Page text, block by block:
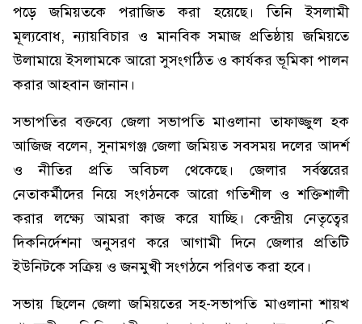
পড়ে জমিয়তকে পরাজিত করা হয়েছে। তিনি ইসলামী
মূল্যবোধ, ন্যায়বিচার ও মানবিক সমাজ প্রতিষ্ঠায় জমিয়তে
উলামায়ে ইসলামকে আরো সুসংগঠিত ও কার্যকর ভূমিকা পালন
করার আহবান জানান।
সভাপতির বক্তব্যে জেলা সভাপতি মাওলানা তাফাজ্জুল হক
আজিজ বলেন, সুনামগঞ্জ জেলা জমিয়ত সবসময় দলের আদর্শ
ও নীতির প্রতি অবিচল থেকেছে। জেলার সর্বস্তরের
নেতাকর্মীদের নিয়ে সংগঠনকে আরো গতিশীল ও শক্তিশালী
করার লক্ষ্যে আমরা কাজ করে যাচ্ছি। কেন্দ্রীয় নেতৃত্বের
দিকনির্দেশনা অনুসরণ করে আগামী দিনে জেলার প্রতিটি
ইউনিটকে সক্রিয় ও জনমুখী সংগঠনে পরিণত করা হবে।
সভায় ছিলেন জেলা জমিয়তের সহ-সভাপতি মাওলানা শায়খ